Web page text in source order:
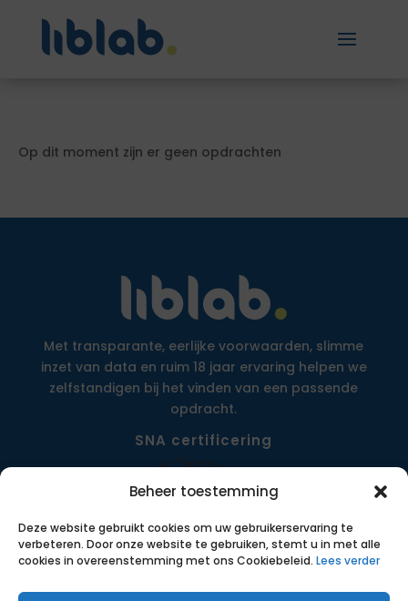
Beheer toestemming
Deze website gebruikt cookies om uw gebruikerservaring te
verbeteren. Door onze website te gebruiken, stemt u in met alle
cookies in overeenstemming met ons Cookiebeleid. Lees verder
Op dit moment zijn er geen opdrachten
Met transparante, eerlijke voorwaarden, slimme
inzet van data en ruim 18 jaar ervaring helpen we
zelfstandigen bij het vinden van een passende
opdracht.
SNA certificering